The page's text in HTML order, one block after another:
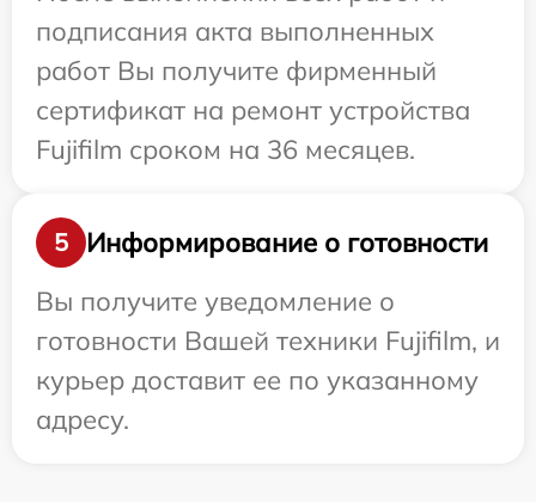
подписания акта выполненных
работ Вы получите фирменный
сертификат на ремонт устройства
Fujifilm сроком на 36 месяцев.
5
Информирование о готовности
Вы получите уведомление о
готовности Вашей техники Fujifilm, и
курьер доставит ее по указанному
адресу.